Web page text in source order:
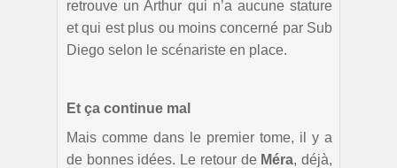
retrouve un Arthur qui n’a aucune stature
et qui est plus ou moins concerné par Sub
Diego selon le scénariste en place.
Et ça continue mal
Mais comme dans le premier tome, il y a
de bonnes idées. Le retour de Méra, déjà,